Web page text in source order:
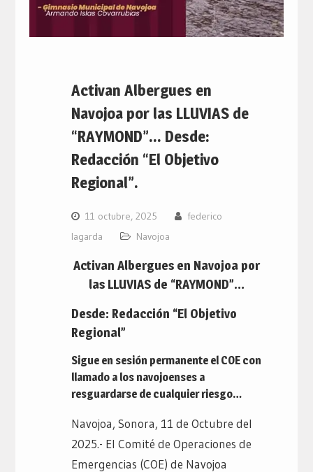
Activan Albergues en
Navojoa por las LLUVIAS de
“RAYMOND”… Desde:
Redacción “El Objetivo
Regional”.
11 octubre, 2025
federico
lagarda
Navojoa
Activan Albergues en Navojoa por
las LLUVIAS de “RAYMOND”…
Desde: Redacción “El Objetivo
Regional”
Sigue en sesión permanente el COE con
llamado a los navojoenses a
resguardarse de cualquier riesgo…
Navojoa, Sonora, 11 de Octubre del
2025.- El Comité de Operaciones de
Emergencias (COE) de Navojoa